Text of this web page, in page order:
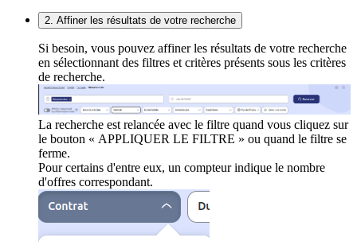
2. Affiner les résultats de votre recherche
Si besoin, vous pouvez affiner les résultats de votre recherche
en sélectionnant des filtres et critères présents sous les critères
de recherche.
La recherche est relancée avec le filtre quand vous cliquez sur
le bouton « APPLIQUER LE FILTRE » ou quand le filtre se
ferme.
Pour certains d'entre eux, un compteur indique le nombre
d'offres correspondant.